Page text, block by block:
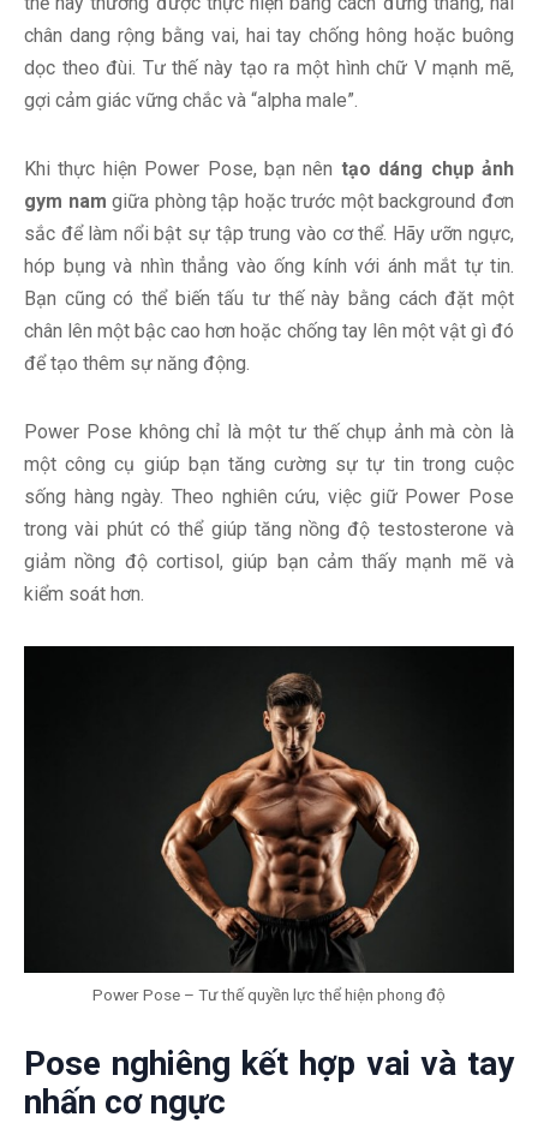
chân dang rộng bằng vai, hai tay chống hông hoặc buông
dọc theo đùi. Tư thế này tạo ra một hình chữ V mạnh mẽ,
gợi cảm giác vững chắc và “alpha male”.
Khi thực hiện Power Pose, bạn nên tạo dáng chụp ảnh
gym nam giữa phòng tập hoặc trước một background đơn
sắc để làm nổi bật sự tập trung vào cơ thể. Hãy ưỡn ngực,
hóp bụng và nhìn thẳng vào ống kính với ánh mắt tự tin.
Bạn cũng có thể biến tấu tư thế này bằng cách đặt một
chân lên một bậc cao hơn hoặc chống tay lên một vật gì đó
để tạo thêm sự năng động.
Power Pose không chỉ là một tư thế chụp ảnh mà còn là
một công cụ giúp bạn tăng cường sự tự tin trong cuộc
sống hàng ngày. Theo nghiên cứu, việc giữ Power Pose
trong vài phút có thể giúp tăng nồng độ testosterone và
giảm nồng độ cortisol, giúp bạn cảm thấy mạnh mẽ và
kiểm soát hơn.
Power Pose – Tư thế quyền lực thể hiện phong độ
Pose nghiêng kết hợp vai và tay
nhấn cơ ngực